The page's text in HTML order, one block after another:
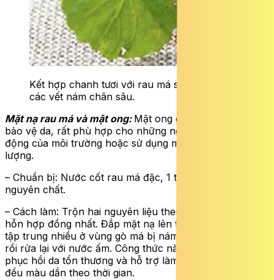
Kết hợp chanh tươi với rau má sẽ giúp làm mờ
các vết nám chân sâu.
Mặt nạ rau má và mật ong: Mật ong giúp nuôi dưỡng và
bảo vệ da, rất phù hợp cho những người bị nám do tác
động của môi trường hoặc sử dụng mỹ phẩm kém chất
lượng.
– Chuẩn bị: Nước cốt rau má đặc, 1 thìa mật ong
nguyên chất.
– Cách làm: Trộn hai nguyên liệu theo tỷ lệ 1:1 thành
hỗn hợp đồng nhất. Đắp mặt nạ lên toàn bộ khuôn mặt,
tập trung nhiều ở vùng gò má bị nám; thư giãn 20 phút
rồi rửa lại với nước ấm. Công thức này rất lành tính, giúp
phục hồi da tổn thương và hỗ trợ làm da sáng mịn và
đều màu dần theo thời gian.